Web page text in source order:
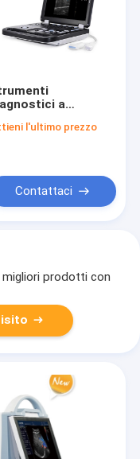
a
digitali
l'ultimo prezzo
Contattaci
prodotti con